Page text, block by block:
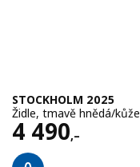
STOCKHOLM 2025
Židle, tmavě hnědá/kůže
4 490,–
Cena 4490,–